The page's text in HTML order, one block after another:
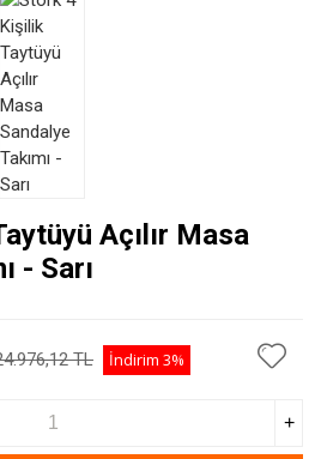
Açılır Masa
- Sarı
TL İndirim 3%
+